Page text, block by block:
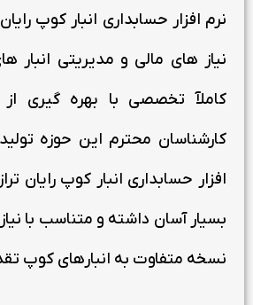
نرم افزار حسابداری انبار کوپ
نیاز های مالی و مدیریتی
کاملآ تخصصی با بهره گیری
کارشناسان محترم این حوزه
افزار حسابداری انبار کوپ رایان
بسیار آسان داشته و متناسب با
نسخه متفاوت به انبارهای کوپ